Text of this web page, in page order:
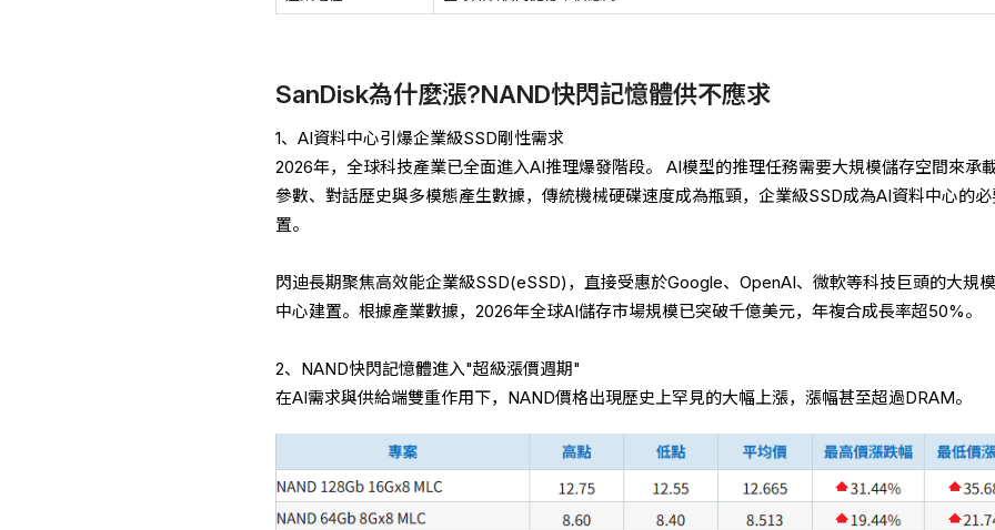
SanDisk為什麼漲?NAND快閃記憶體供不應求
1、AI資料中心引爆企業級SSD剛性需求
2026年，全球科技產業已全面進入AI推理爆發階段。 AI模型的推理任務需要大規模儲存空間來承
參數、對話歷史與多模態產生數據，傳統機械硬碟速度成為瓶頸，企業級SSD成為AI資料中心的必
置。
閃迪長期聚焦高效能企業級SSD(eSSD)，直接受惠於Google、OpenAI、微軟等科技巨頭的大規
中心建置。根據產業數據，2026年全球AI儲存市場規模已突破千億美元，年複合成長率超50%。
2、NAND快閃記憶體進入"超級漲價週期"
在AI需求與供給端雙重作用下，NAND價格出現歷史上罕見的大幅上漲，漲幅甚至超過DRAM。